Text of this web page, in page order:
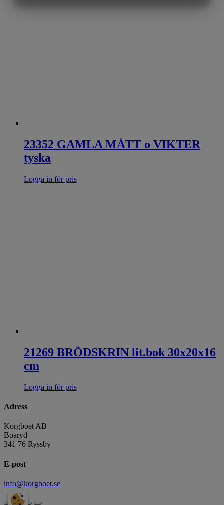
23352 GAMLA MÅTT o VIKTER
tyska
Logga in för pris
21269 BRÖDSKRIN lit.bok 30x20x16
cm
Logga in för pris
Adress
Korgboet AB
Boaryd
341 76 Ryssby
E-post
info@korgboet.se